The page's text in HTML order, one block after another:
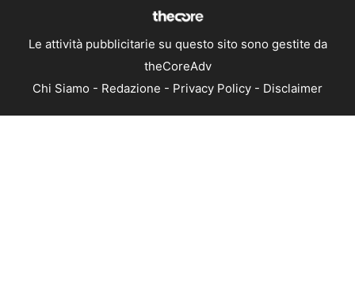
Le attività pubblicitarie su questo sito sono gestite da
theCoreAdv
Chi Siamo - Redazione - Privacy Policy - Disclaimer